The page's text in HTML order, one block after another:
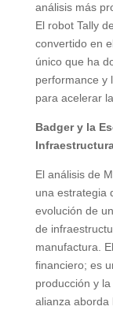
análisis más
El robot Tally
convertido en
único que ha
performance y
para acelerar
Badger y la
El análisis de
una estrategia
evolución de
de
manufactura.
financiero; es
producción y
alianza aborda